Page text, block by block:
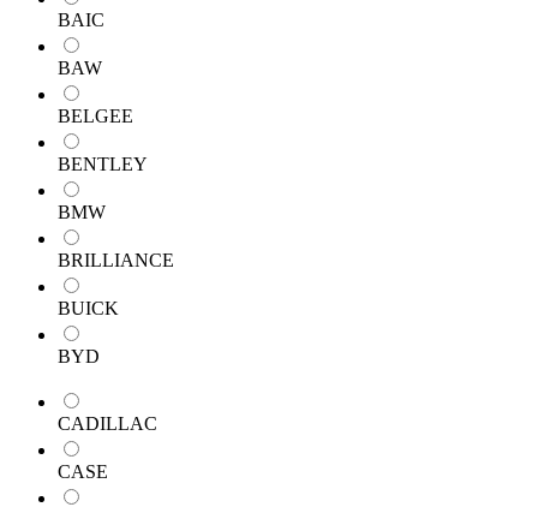
BAIC
BAW
BELGEE
BENTLEY
BMW
BRILLIANCE
BUICK
BYD
CADILLAC
CASE